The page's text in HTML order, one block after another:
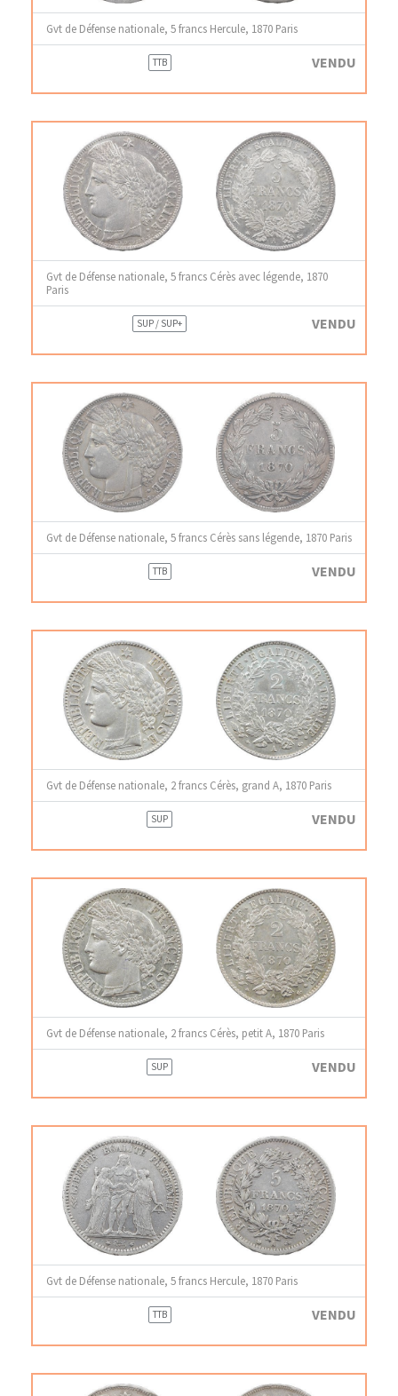
Gvt de Défense nationale, 5 francs Hercule, 1870 Paris
TTB VENDU
Gvt de Défense nationale, 5 francs Cérès avec légende, 1870
Paris
SUP / SUP+ VENDU
Gvt de Défense nationale, 5 francs Cérès sans légende, 1870 Paris
TTB VENDU
Gvt de Défense nationale, 2 francs Cérès, grand A, 1870 Paris
SUP VENDU
Gvt de Défense nationale, 2 francs Cérès, petit A, 1870 Paris
SUP VENDU
Gvt de Défense nationale, 5 francs Hercule, 1870 Paris
TTB VENDU